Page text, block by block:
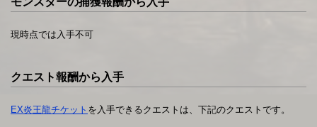
現時点では入手不可
クエスト報酬から入手
EX炎王龍チケット を入手できるクエストは、下記のクエストです。